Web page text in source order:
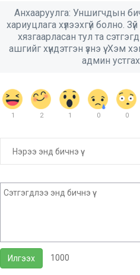
Анхааруулга: Уншигчдын
хариуцлага хүлээхгүй болно.
хязгаарласан тул та
ашгийг хүндэтгэн үзнэ үү.
админ
1 2 1 0 0
Илгээх 1000